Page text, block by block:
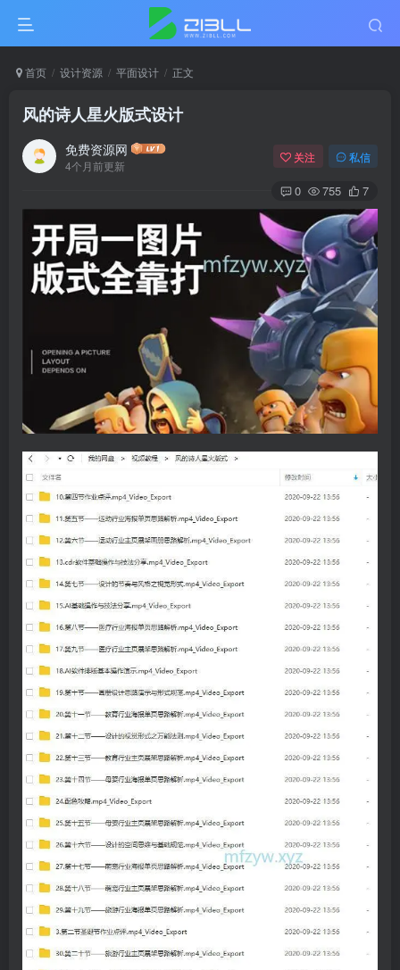
首页 设计资源 平面设计 正文
风的诗人星火版式设计
免费资源网
4个月前更新
关注 私信
0 755 7